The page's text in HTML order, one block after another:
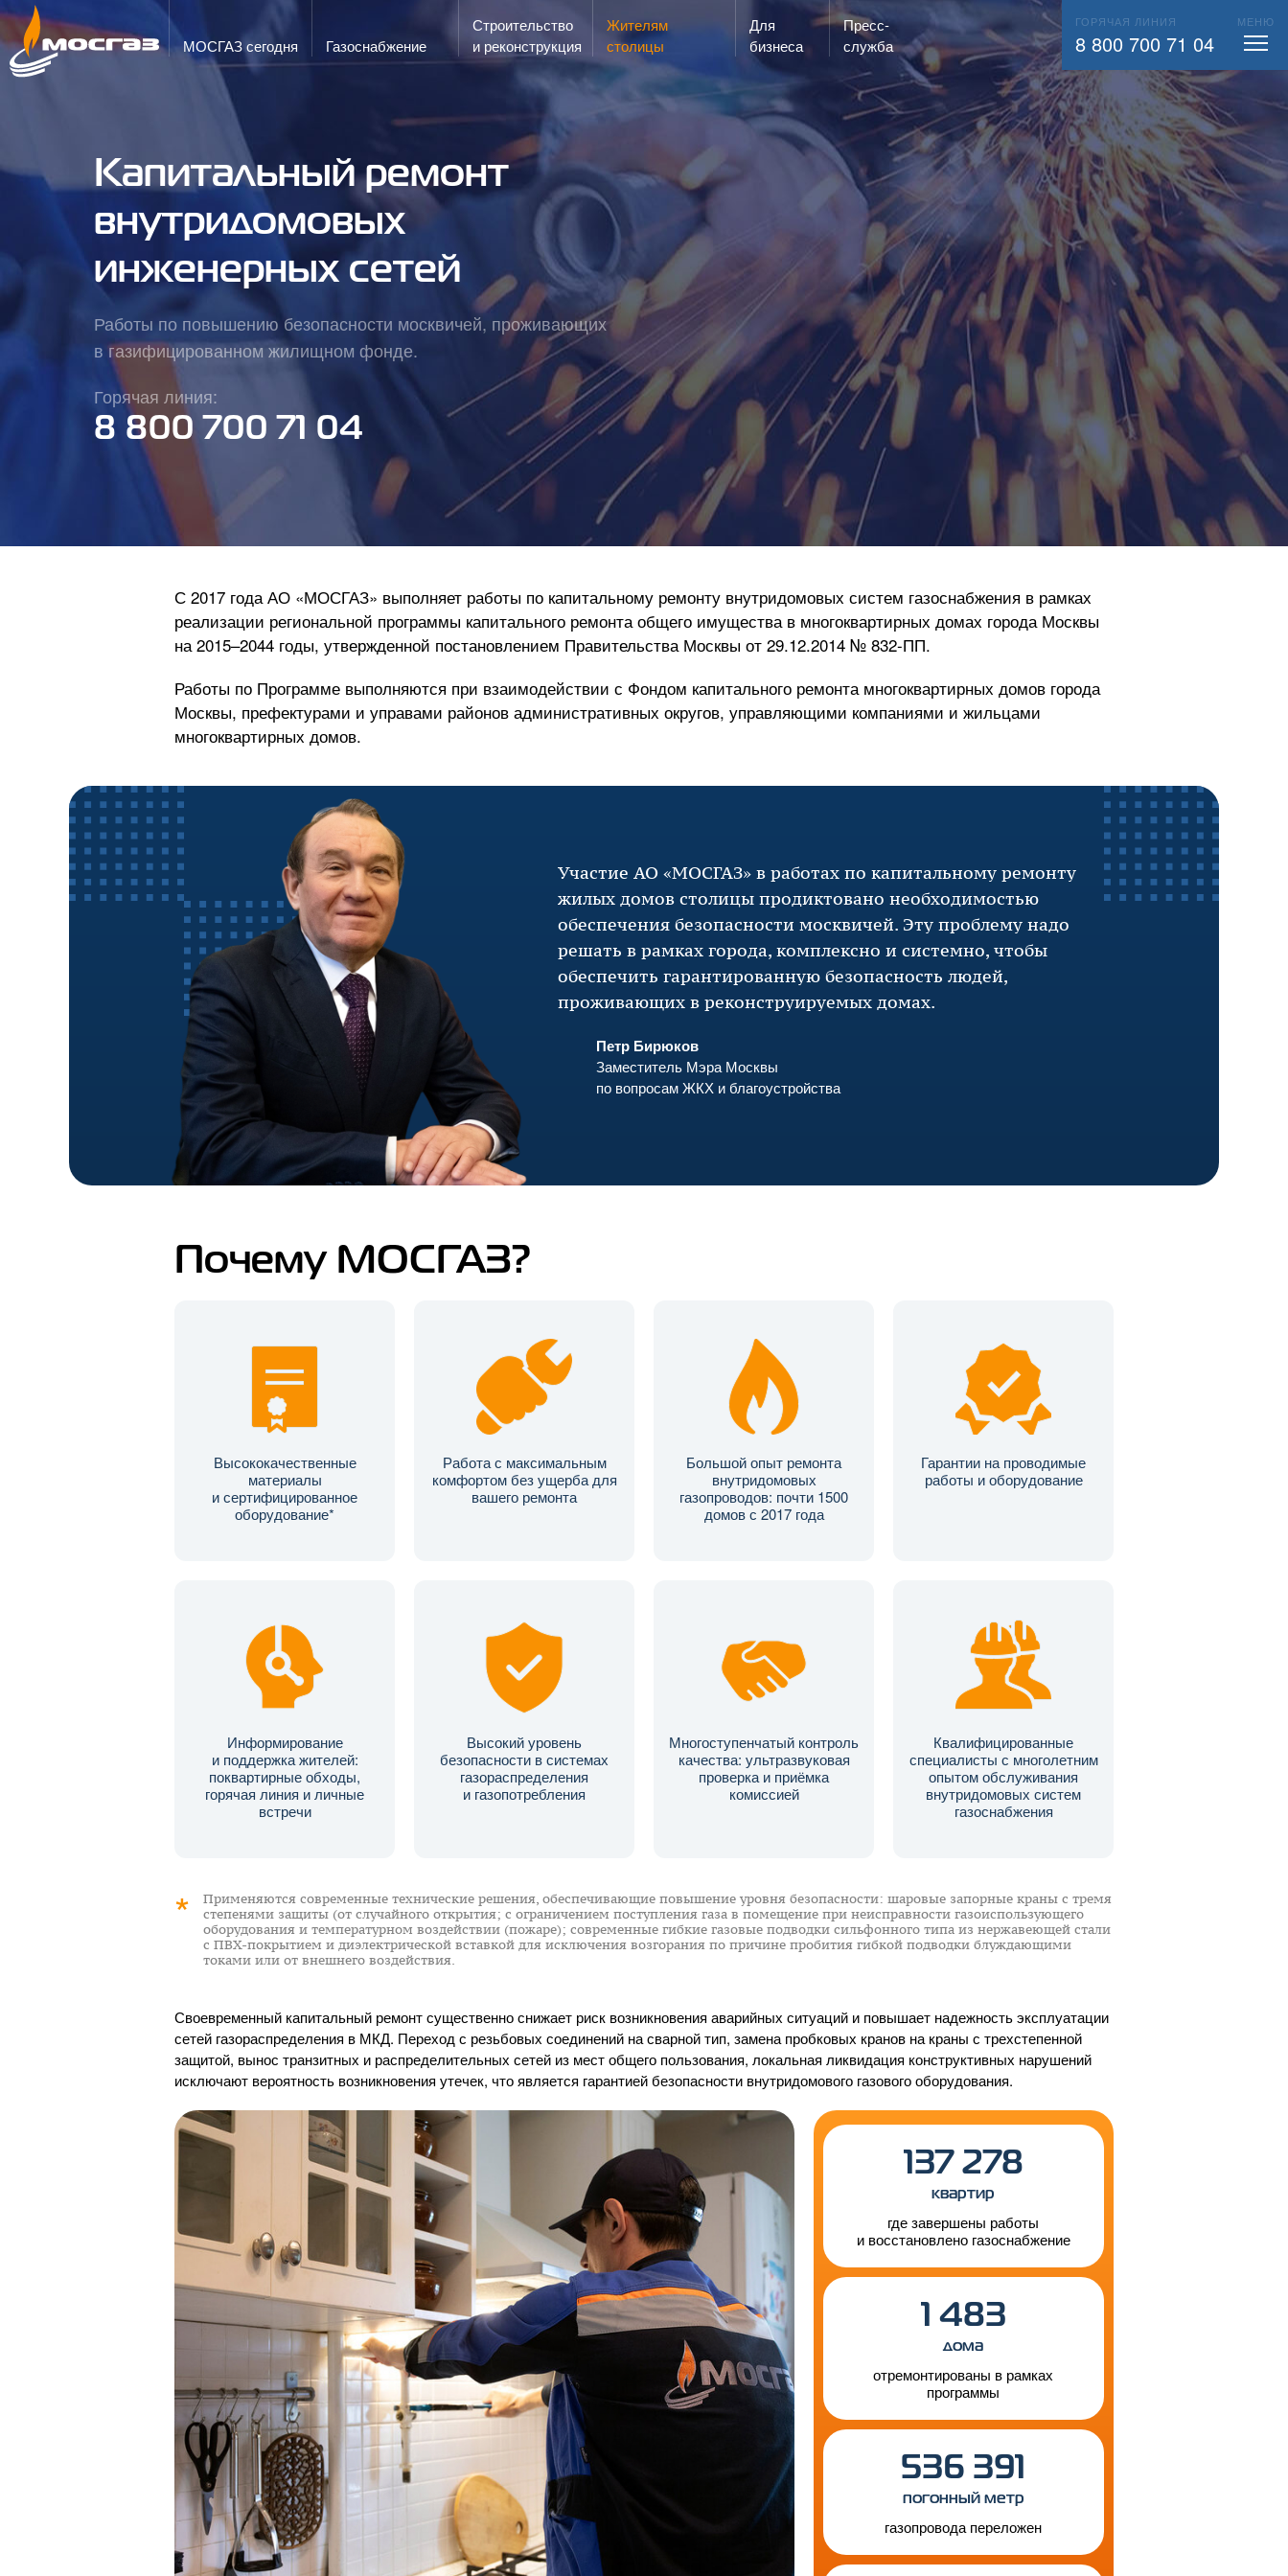
Запах газа?
ЗВОНИ 104 ВЫЗВАТЬ СЛЕСАРЯ
ГОРЯЧАЯ ЛИНИЯ
8 800 700 71 04 info@mos-gaz.ru
МОСГАЗ сегодня Газо­снабжение
Строительство
и реконструкция
Жителям
столицы
Для
бизнеса
Пресс-
служба
ГОРЯЧАЯ ЛИНИЯ
8 800 700 71 04
МЕНЮ
Капитальный ремонт
внутридомовых
инженерных сетей
Работы по повышению безопасности москвичей, проживающих
в газифицированном жилищном фонде.
Горячая линия:
8 800 700 71 04
С 2017 годаАО «МОСГАЗ» выполняет работы по капитальному ремонту внутридомовых систем газоснабжения в рамках
реализации региональной программы капитального ремонта общего имущества в многоквартирных домах города Москвы
на 2015–2044 годы, утвержденной постановлением Правительства Москвы от 29.12.2014 № 832-ПП.
Работы по Программе выполняются при взаимодействии с Фондом капитального ремонта многоквартирных домов города
Москвы, префектурами и управами районов административных округов, управляющими компаниями и жильцами
многоквартирных домов.
Участие АО «МОСГАЗ» в работах по капитальному ремонту
жилых домов столицы продиктовано необходимостью
обеспечения безопасности москвичей. Эту проблему надо
решать в рамках города, комплексно и системно, чтобы
обеспечить гарантированную безопасность людей,
проживающих в реконструируемых домах.
Петр Бирюков
Заместитель Мэра Москвы
по вопросам ЖКХ и благоустройства
Почему МОСГАЗ?
Высококачественные
материалы
и сертифицированное
оборудование*
Работа с максимальным
комфортом без ущерба для
вашего ремонта
Большой опыт ремонта
внутридомовых
газопроводов: почти 1500
домов с 2017 года
Гарантии на проводимые
работы и оборудование
Информирование
и поддержка жителей:
поквартирные обходы,
горячая линия и личные
встречи
Высокий уровень
безопасности в системах
газораспределения
и газопотребления
Многоступенчатый контроль
качества: ультразвуковая
проверка и приёмка
комиссией
Квалифицированные
специалисты с многолетним
опытом обслуживания
внутридомовых систем
газоснабжения
Применяются современные технические решения, обеспечивающие повышение уровня безопасности: шаровые запорные краны с тремя
степенями защиты (от случайного открытия; с ограничением поступления газа в помещение при неисправности газоиспользующего
оборудования и температурном воздействии (пожаре); современные гибкие газовые подводки сильфонного типа из нержавеющей стали
с ПВХ-покрытием и диэлектрической вставкой для исключения возгорания по причине пробития гибкой подводки блуждающими
токами или от внешнего воздействия.
Своевременный капитальный ремонт существенно снижает риск возникновения аварийных ситуаций и повышает надежность эксплуатации
сетей газораспределения в МКД. Переход с резьбовых соединений на сварной тип, замена пробковых кранов на краны с трехстепенной
защитой, вынос транзитных и распределительных сетей из мест общего пользования, локальная ликвидация конструктивных нарушений
исключают вероятность возникновения утечек, что является гарантией безопасности внутридомового газового оборудования.
137 278
квартир
где завершены работы
и восстановлено газоснабжение
1 483
дома
отремонтированы в рамках
программы
536 391
погонный метр
газопровода переложен